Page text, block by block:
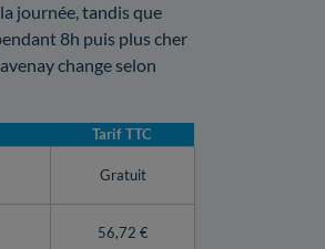
journée, tandis que
8h puis plus cher
change selon
Tarif TTC
Gratuit
56,72 €